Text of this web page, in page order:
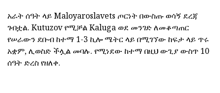
አራት ሰዓት ላይ Maloyaroslavets ጦርነት በውስጡ ወሳኝ ደረጃ
ገብቷል. Kutuzov የሚቻል Kaluga ወደ መንገድ ለመቆጣጠር
የሠራውን ደቡብ ከተማ 1-3 ኪሎ ሜትር ላይ በሚገኘው ከፍታ ላይ ጥሩ
አቋም, ሊወስድ ችሏል መባሉ. የሚነደው ከተማ በዚህ ውጊያ ውስጥ 10
ሰዓት ድረስ የዘለቀ.